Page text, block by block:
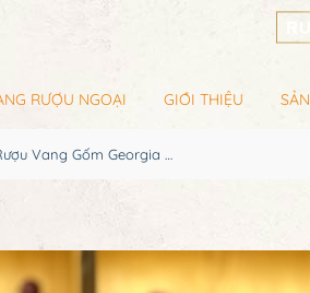
RƯỢU NGOẠI GIỚI THIỆU
Rượu Vang Gốm Georgia MS71